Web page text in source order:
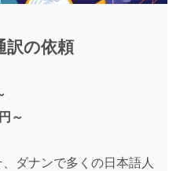
訳の依頼
～
ダナンで多くの日本語人